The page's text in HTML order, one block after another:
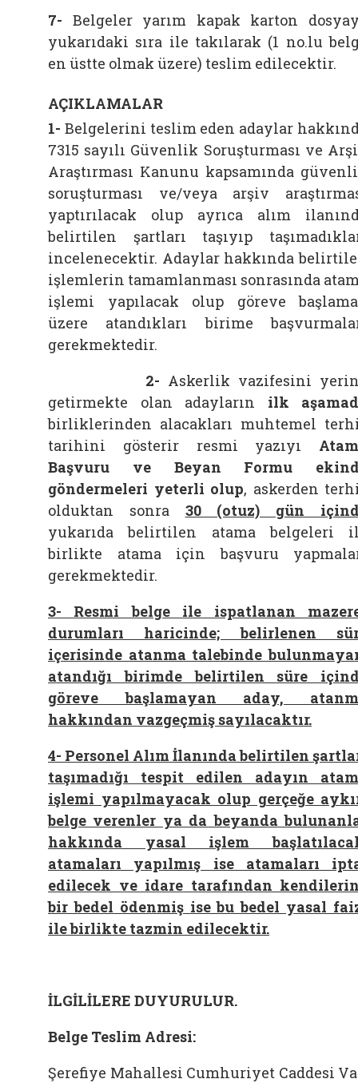
7- Belgeler yarım kapak karton
yukarıdaki sıra ile takılarak (1 no.lu
en üstte olmak üzere) teslim edilecektir.
AÇIKLAMALAR
1- Belgelerini teslim eden adaylar
7315 sayılı Güvenlik Soruşturması ve
Araştırması Kanunu kapsamında
soruşturması ve/veya arşiv
yaptırılacak olup ayrıca alım
belirtilen şartları taşıyıp
incelenecektir. Adaylar hakkında
işlemlerin tamamlanması sonrasında
işlemi yapılacak olup göreve
üzere atandıkları birime
gerekmektedir.
2- Askerlik vazifesini
getirmekte olan adayların ilk
birliklerinden alacakları muhtemel
tarihini gösterir resmi yazıyı
Başvuru ve Beyan Formu
göndermeleri yeterli olup, askerden
olduktan sonra 30 (otuz) gün
yukarıda belirtilen atama belgeleri
birlikte atama için başvuru
gerekmektedir.
3- Resmi belge ile ispatlanan
durumları haricinde; belirlenen
içerisinde atanma talebinde
atandığı birimde belirtilen süre
göreve başlamayan aday,
hakkından vazgeçmiş sayılacaktır.
4- Personel Alım İlanında belirtilen
taşımadığı tespit edilen adayın
işlemi yapılmayacak olup gerçeğe
belge verenler ya da beyanda
hakkında yasal işlem
atamaları yapılmış ise atamaları
edilecek ve idare tarafından
bir bedel ödenmiş ise bu bedel yasal
ile birlikte tazmin edilecektir.
İLGİLİLERE DUYURULUR.
Belge Teslim Adresi:
Şerefiye Mahallesi Cumhuriyet Caddesi